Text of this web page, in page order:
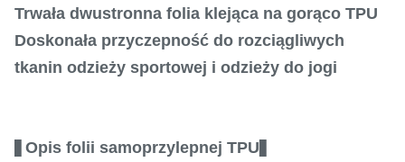
Trwała dwustronna folia klejąca na gorąco TPU
Doskonała przyczepność do rozciągliwych
tkanin odzieży sportowej i odzieży do jogi
Opis folii samoprzylepnej TPU